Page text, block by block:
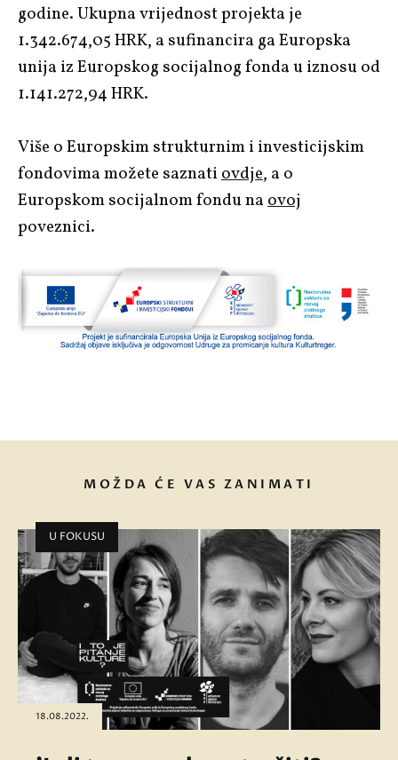
godine. Ukupna vrijednost projekta je
1.342.674,05 HRK, a sufinancira ga Europska
unija iz Europskog socijalnog fonda u iznosu od
1.141.272,94 HRK.
Više o Europskim strukturnim i investicijskim
fondovima možete saznatiovdje, a o
Europskom socijalnom fondu naovoj
poveznici.
MOŽDA ĆE VAS ZANIMATI
U FOKUSU
18.08.2022.